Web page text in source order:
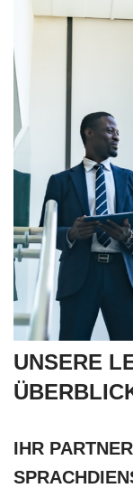
UNSERE
IHR